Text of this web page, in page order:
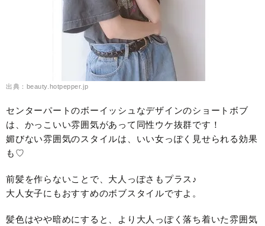
出典：beauty.hotpepper.jp
センターパートのボーイッシュなデザインのショートボブ
は、かっこいい雰囲気があって同性ウケ抜群です！
媚びない雰囲気のスタイルは、いい女っぽく見せられる効果
も♡
前髪を作らないことで、大人っぽさもプラス♪
大人女子にもおすすめのボブスタイルですよ。
髪色はやや暗めにすると、より大人っぽく落ち着いた雰囲気